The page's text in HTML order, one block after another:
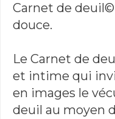
Carnet de
douce.
Le Carnet de
et intime qui
en images le
deuil au moyen